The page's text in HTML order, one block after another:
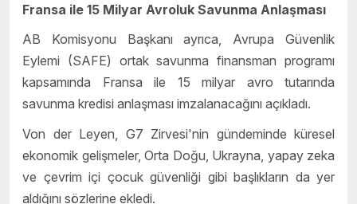
Fransa ile 15 Milyar Avroluk Savunma Anlaşması
AB Komisyonu Başkanı ayrıca, Avrupa Güvenlik
Eylemi (SAFE) ortak savunma finansman programı
kapsamında Fransa ile 15 milyar avro tutarında
savunma kredisi anlaşması imzalanacağını açıkladı.
Von der Leyen, G7 Zirvesi'nin gündeminde küresel
ekonomik gelişmeler, Orta Doğu, Ukrayna, yapay zeka
ve çevrim içi çocuk güvenliği gibi başlıkların da yer
aldığını sözlerine ekledi.